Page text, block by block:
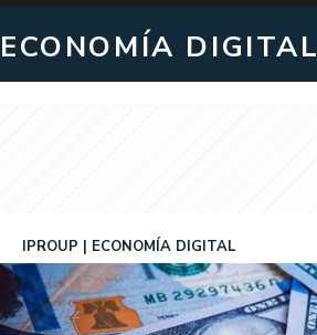
ECONOMÍA DIGITAL
IPROUP ECONOMÍA DIGITAL